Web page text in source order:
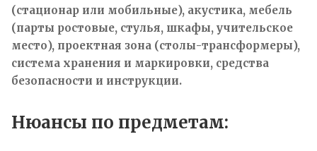
(стационар или мобильные), акустика, мебель
(парты ростовые, стулья, шкафы, учительское
место), проектная зона (столы-трансформеры),
система хранения и маркировки, средства
безопасности и инструкции.
Нюансы по предметам: